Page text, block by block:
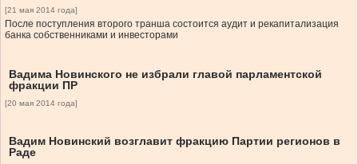
[21 мая 2014 года]
После поступления второго транша состоится аудит и рекапитализация
банка собственниками и инвесторами
Вадима Новинского не избрали главой парламентской
фракции ПР
[20 мая 2014 года]
Вадим Новинский возглавит фракцию Партии регионов в
Раде